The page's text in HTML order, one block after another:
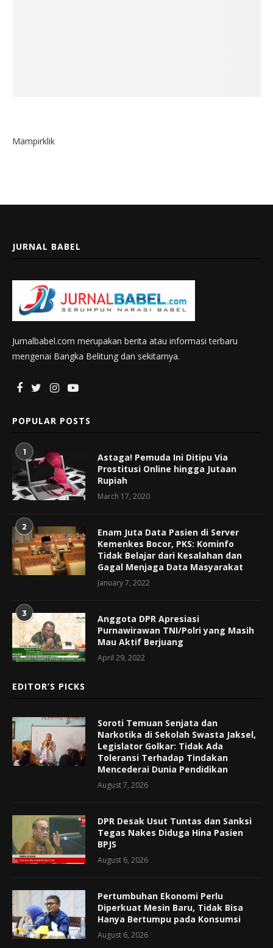
Mampirklik
JURNAL BABEL
Jurnalbabel.com merupakan berita atau informasi terbaru
mengenai Bangka Belitung dan sekitarnya.
POPULAR POSTS
1
Astaga! Pemuda Ini Ditipu Via
Prostitusi Online hingga Jutaan
Rupiah
March 17, 2020
2
Enam Juta Data Pasien di Server
Kemenkes Bocor, PKS: Kominfo
Tidak Belajar dari Kesalahan dan
Gagal Menjaga Data Masyarakat
January 7, 2022
3
Anggota DPR Apresiasi
Purnawirawan TNI/Polri yang Masih
Mau Aktif Berjuang
April 29, 2022
EDITOR’S PICKS
Soroti Temuan Senjata dan
Narkotika di Sekolah Swasta Jaksel,
Legislator Golkar: Tidak Ada
Toleransi Terhadap Tindakan
Mencederai Dunia Pendidikan
August 7, 2026
DPR Desak Usut Tuntas dan Sanksi
Tegas Nakes Diduga Hina Pasien
BPJS
August 6, 2026
Pertumbuhan Ekonomi Perlu
Diperkuat Mesin Baru, Tidak Bisa
Hanya Bertumpu pada Konsumsi
August 6, 2026